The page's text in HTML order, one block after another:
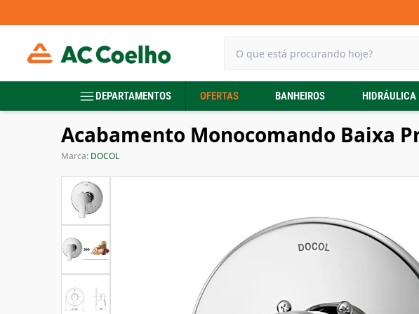
DEPARTAMENTOS OFERTAS BANHEIROS HIDRÁULICA
Acabamento Monocomando Baixa
Marca: DOCOL